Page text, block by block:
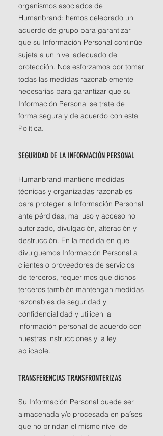
organismos asociados de
Humanbrand: hemos celebrado un
acuerdo de grupo para garantizar
que su Información Personal continúe
sujeta a un nivel adecuado de
protección. Nos esforzamos por tomar
todas las medidas razonablemente
necesarias para garantizar que su
Información Personal se trate de
forma segura y de acuerdo con esta
Política.
SEGURIDAD DE LA INFORMACIÓN PERSONAL
Humanbrand mantiene medidas
técnicas y organizadas razonables
para proteger la Información Personal
ante pérdidas, mal uso y acceso no
autorizado, divulgación, alteración y
destrucción. En la medida en que
divulguemos Información Personal a
clientes o proveedores de servicios
de terceros, requerimos que dichos
terceros también mantengan medidas
razonables de seguridad y
confidencialidad y utilicen la
información personal de acuerdo con
nuestras instrucciones y la ley
aplicable.
TRANSFERENCIAS TRANSFRONTERIZAS
Su Información Personal puede ser
almacenada y/o procesada en países
que no brindan el mismo nivel de